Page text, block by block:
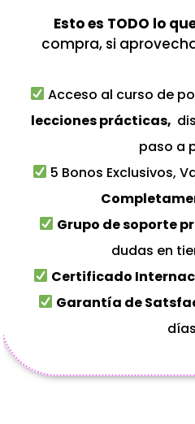
Esto es TODO lo
compra, si
Acceso al curso de
lecciones prácticas,
paso a
5 Bonos Exclusivos,
Grupo de soporte
dudas en
Certificado
Garantía de
días